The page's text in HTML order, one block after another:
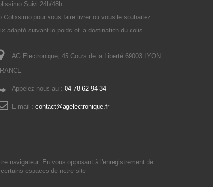
Suivi 24h/48h
Colissimo pour vous faire livrer où vous le souhaitez
adapté suivant le poids et la destination du colis
AG Electronique, 45 Cours de la Liberté 69003 LYON
Appelez-nous au : 04 78 62 94 34
E-mail : contact@agelectronique.fr
navigateur. En vous opposant à l'enregistrement de
espaces de notre site